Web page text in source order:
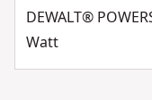
DEWALT®
Watt